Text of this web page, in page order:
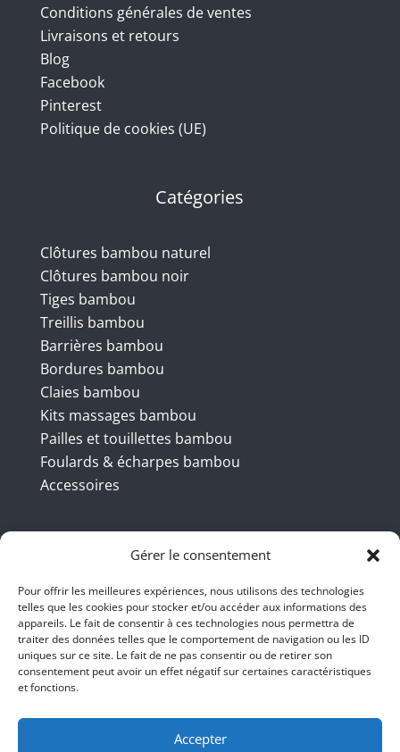
Gérer le consentement
Pour offrir les meilleures expériences, nous utilisons des technologies
telles que les cookies pour stocker et/ou accéder aux informations des
appareils. Le fait de consentir à ces technologies nous permettra de
traiter des données telles que le comportement de navigation ou les ID
uniques sur ce site. Le fait de ne pas consentir ou de retirer son
consentement peut avoir un effet négatif sur certaines caractéristiques
et fonctions.
Accepter
Conditions générales de ventes
Livraisons et retours
Blog
Facebook
Pinterest
Politique de cookies (UE)
Catégories
Clôtures bambou naturel
Clôtures bambou noir
Tiges bambou
Treillis bambou
Barrières bambou
Bordures bambou
Claies bambou
Kits massages bambou
Pailles et touillettes bambou
Foulards & écharpes bambou
Accessoires
Coordonnées
BBB INT LTD – RUE DU BAMBOU.COM
145 rue de la République 95100
Argenteuil
bienvenue@ruedubambou.com